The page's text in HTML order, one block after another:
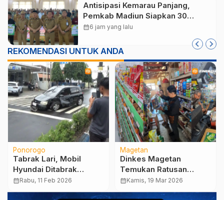
Antisipasi Kemarau Panjang,
Pemkab Madiun Siapkan 30
Pompa Air untuk Petani di 15
calendar_month6 jam yang lalu
REKOMENDASI UNTUK ANDA
Ponorogo
Tabrak Lari, Mobil
Hyundai Ditabrak
Belakang, Ringsek Usai
Hantam Pohon
calendar_monthRabu, 11 Feb 2026
Magetan
Dinkes Magetan
Temukan Ratusan
Produk Makanan-
Minuman Tak Layak
calendar_monthKamis, 19 Mar 2026